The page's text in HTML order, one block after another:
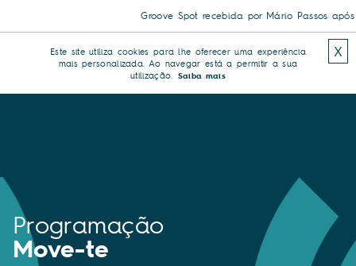
Groove Spot recebida por Mário Passos após
Este site utiliza cookies para lhe oferecer uma experiência
mais personalizada. Ao navegar está a permitir a sua
utilização. Saiba mais
X
Programação
Move-te